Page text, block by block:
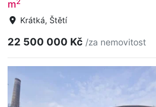
m
Krátká, Štětí
22 500 000 Kč /za nemovitost